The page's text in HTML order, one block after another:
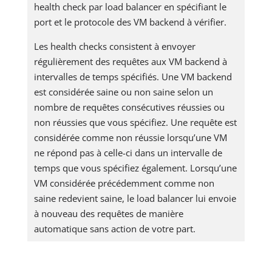
health check par load balancer en spécifiant le
port et le protocole des VM backend à vérifier.
Les health checks consistent à envoyer
régulièrement des requêtes aux VM backend à
intervalles de temps spécifiés. Une VM backend
est considérée saine ou non saine selon un
nombre de requêtes consécutives réussies ou
non réussies que vous spécifiez. Une requête est
considérée comme non réussie lorsqu’une VM
ne répond pas à celle-ci dans un intervalle de
temps que vous spécifiez également. Lorsqu’une
VM considérée précédemment comme non
saine redevient saine, le load balancer lui envoie
à nouveau des requêtes de manière
automatique sans action de votre part.